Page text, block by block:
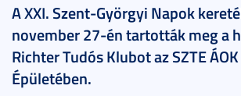
A XXI. Szent-Györgyi Napok
november 27-én tartották meg a
Richter Tudós Klubot az SZTE
Épületében.